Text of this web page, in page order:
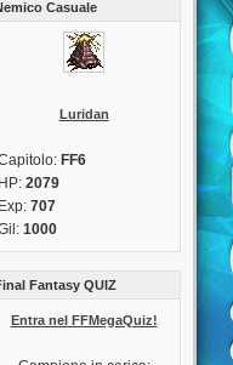
Casuale
Luridan
FF6
HP: 2079
Exp: 707
1000
Fantasy QUIZ
Entra nel FFMegaQuiz!